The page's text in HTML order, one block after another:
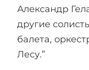
Александр
другие
балета,
Лесу.”